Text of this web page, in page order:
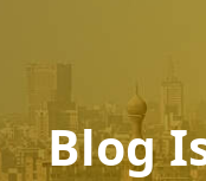
Blog